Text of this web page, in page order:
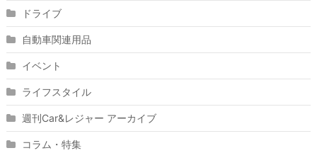
ドライブ
自動車関連用品
イベント
ライフスタイル
週刊Car&レジャー アーカイブ
コラム・特集